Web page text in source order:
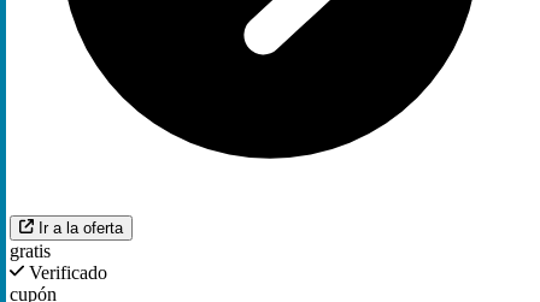
Ir a la oferta
gratis
Verificado
cupón